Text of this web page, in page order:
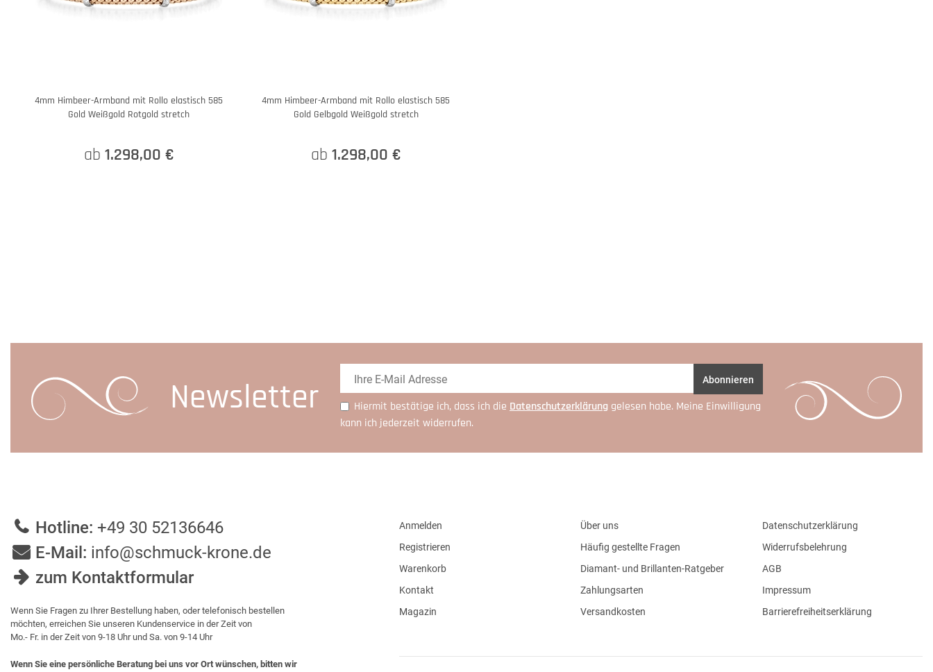
4mm Himbeer-Armband mit Rollo elastisch 585
Gold Weißgold Rotgold stretch
ab 1.298,00 €
4mm Himbeer-Armband mit Rollo elastisch 585
Gold Gelbgold Weißgold stretch
ab 1.298,00 €
Newsletter Abonnieren
Hiermit bestätige ich, dass ich die Daten­schutz­erklärung gelesen habe. Meine Einwilligung
kann ich jederzeit widerrufen.
Hotline: +49 30 52136646
E-Mail: info@schmuck-krone.de
zum Kontaktformular
Wenn Sie Fragen zu Ihrer Bestellung haben, oder telefonisch bestellen
möchten, erreichen Sie unseren Kundenservice in der Zeit von
Mo.- Fr. in der Zeit von 9-18 Uhr und Sa. von 9-14 Uhr
Wenn Sie eine persönliche Beratung bei uns vor Ort wünschen, bitten wir
Anmelden
Registrieren
Warenkorb
Kontakt
Magazin
Über uns
Häufig gestellte Fragen
Diamant- und Brillanten-Ratgeber
Zahlungsarten
Versandkosten
Datenschutzerklärung
Widerrufsbelehrung
AGB
Impressum
Barrierefreiheitserklärung